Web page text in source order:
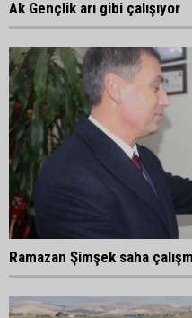
Ak Gençlik arı gibi çalışıyor
Ramazan Şimşek saha